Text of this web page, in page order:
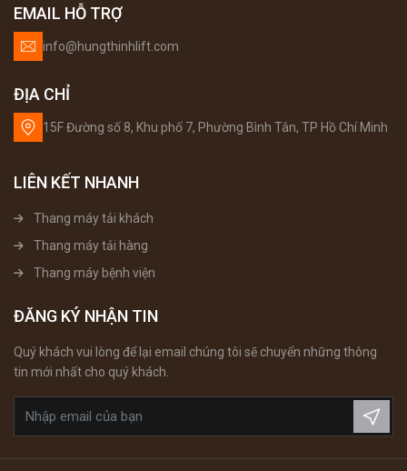
EMAIL HỖ TRỢ
info@hungthinhlift.com
ĐỊA CHỈ
15F Đường số 8, Khu phố 7, Phường Bình Tân, TP Hồ Chí Minh
LIÊN KẾT NHANH
Thang máy tải khách
Thang máy tải hàng
Thang máy bệnh viện
ĐĂNG KÝ NHẬN TIN
Quý khách vui lòng để lại email chúng tôi sẽ chuyển những thông
tin mới nhất cho quý khách.